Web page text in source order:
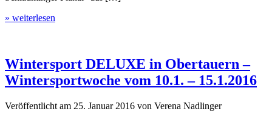
» weiterlesen
Wintersport DELUXE in Obertauern –
Wintersportwoche vom 10.1. – 15.1.2016
Veröffentlicht am 25. Januar 2016 von Verena Nadlinger